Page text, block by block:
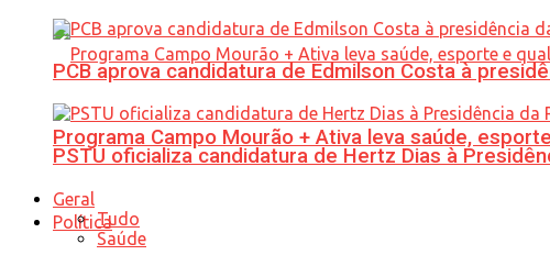
Programa Campo Mourão + Ativa leva saúde,
Política
PCB aprova candidatura de Edmilson Costa à
PSTU oficializa candidatura de Hertz Dias à
Geral
Tudo
Saúde